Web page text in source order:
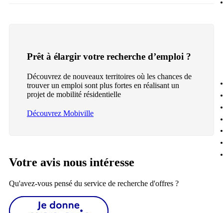
Prêt à élargir votre recherche d’emploi ?
Découvrez de nouveaux territoires où les chances de
trouver un emploi sont plus fortes en réalisant un
projet de mobilité résidentielle
Découvrez Mobiville
Votre avis nous intéresse
Qu'avez-vous pensé du service de recherche d'offres ?